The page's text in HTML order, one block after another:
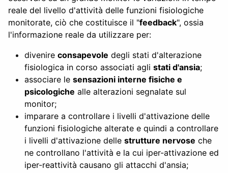
reale del livello d'attività delle funzioni fisiologiche
monitorate, ciò che costituisce il "feedback", ossia
l'informazione reale da utilizzare per:
divenire consapevole degli stati d'alterazione
fisiologica in corso associati agli stati d'ansia;
associare le sensazioni interne fisiche e
psicologiche alle alterazioni segnalate sul
monitor;
imparare a controllare i livelli d'attivazione delle
funzioni fisiologiche alterate e quindi a controllare
i livelli d'attivazione delle strutture nervose che
ne controllano l'attività e la cui iper-attivazione ed
iper-reattività causano gli attacchi d'ansia;